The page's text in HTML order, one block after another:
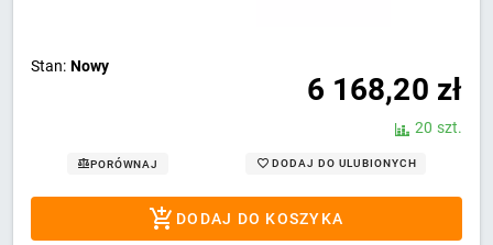
Stan: Nowy
6 168,20 zł
20 szt.
PORÓWNAJ DODAJ DO ULUBIONYCH
DODAJ DO KOSZYKA